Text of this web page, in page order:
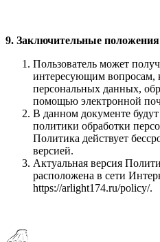
9. Заключительные положения
Пользователь может
интересующим вопросам,
персональных данных,
помощью электронной
В данном документе
политики обработки
Политика действует
версией.
Актуальная версия
расположена в сети
https://arlight174.ru/policy/.